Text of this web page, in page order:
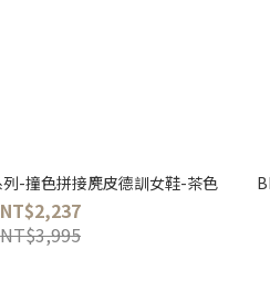
列-撞色拼接麂皮德訓女鞋-茶色
NT$2,237
NT$3,995